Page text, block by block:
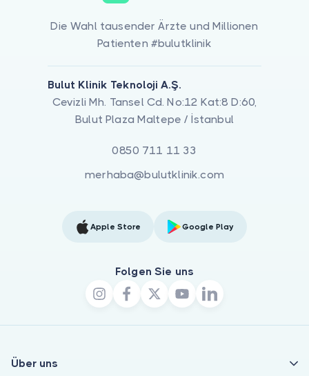
Die Wahl tausender Ärzte und Millionen
Patienten #bulutklinik
Bulut Klinik Teknoloji A.Ş.
Cevizli Mh. Tansel Cd. No:12 Kat:8 D:60,
Bulut Plaza Maltepe / İstanbul
0850 711 11 33
merhaba@bulutklinik.com
Apple Store Google Play
Folgen Sie uns
Über uns